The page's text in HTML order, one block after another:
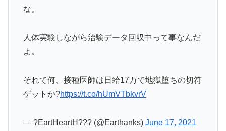
な。
人体実験しながら治験データ回収中って事なんだ
よ。
それで何、接種医師は日給17万で地獄堕ちの切符
ゲットか?https://t.co/hUmVTbkvrV
— ?EartHeartH??? (@Earthanks) June 17, 2021